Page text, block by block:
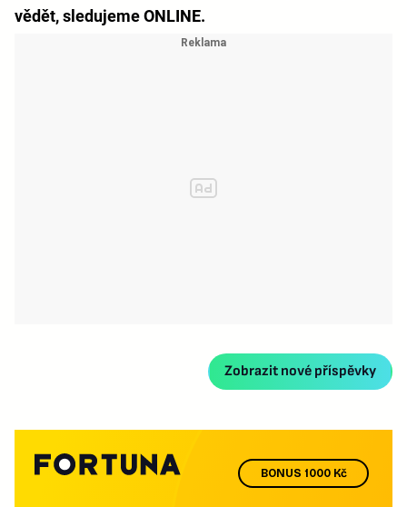
vědět, sledujeme ONLINE.
Zobrazit nové příspěvky
BONUS 1000 Kč